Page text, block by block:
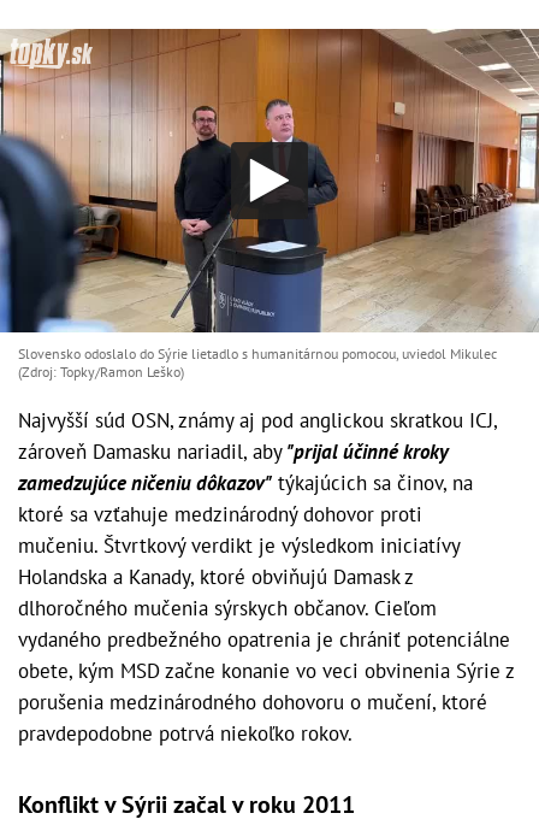
Slovensko odoslalo do Sýrie lietadlo s humanitárnou pomocou, uviedol Mikulec
(Zdroj: Topky/Ramon Leško)
Najvyšší súd OSN, známy aj pod anglickou skratkou ICJ,
zároveň Damasku nariadil, aby"prijal účinné kroky
zamedzujúce ničeniu dôkazov" týkajúcich sa činov, na
ktoré sa vzťahuje medzinárodný dohovor proti
mučeniu. Štvrtkový verdikt je výsledkom iniciatívy
Holandska a Kanady, ktoré obviňujú Damask z
dlhoročného mučenia sýrskych občanov. Cieľom
vydaného predbežného opatrenia je chrániť potenciálne
obete, kým MSD začne konanie vo veci obvinenia Sýrie z
porušenia medzinárodného dohovoru o mučení, ktoré
pravdepodobne potrvá niekoľko rokov.
Konflikt v Sýrii začal v roku 2011